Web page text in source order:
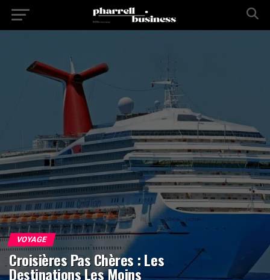
VOYAGE
Croisières Pas Chères : Les
Destinations Les Moins